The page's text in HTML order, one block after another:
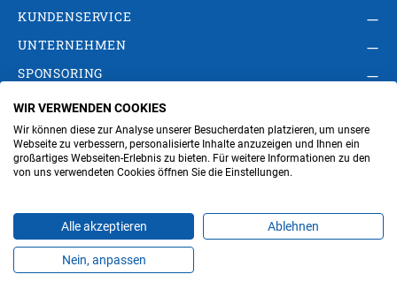
Produkte Favoriten Themen
KUNDENSERVICE
UNTERNEHMEN
SPONSORING
AGB Privacy Policy
Impressum
Cookie-Einstellungen ändern
Verwaltung
WIR VERWENDEN COOKIES
Wir können diese zur Analyse unserer Besucherdaten platzieren, um unsere
Webseite zu verbessern, personalisierte Inhalte anzuzeigen und Ihnen ein
großartiges Webseiten-Erlebnis zu bieten. Für weitere Informationen zu den
von uns verwendeten Cookies öffnen Sie die Einstellungen.
Alle akzeptieren Ablehnen
Nein, anpassen